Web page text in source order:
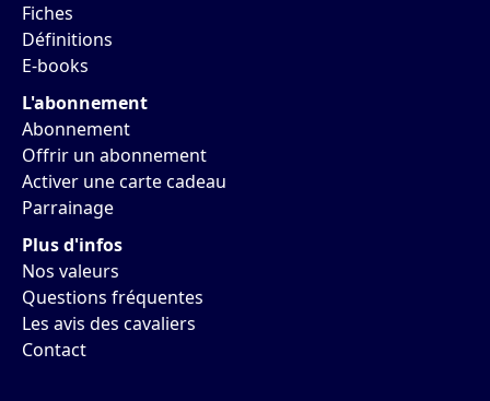
Fiches
Définitions
E-books
L'abonnement
Abonnement
Offrir un abonnement
Activer une carte cadeau
Parrainage
Plus d'infos
Nos valeurs
Questions fréquentes
Les avis des cavaliers
Contact